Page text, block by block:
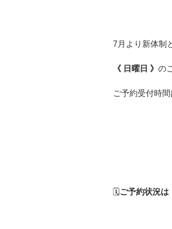
7月より新体制
《 日曜日 》 の
ご予約受付時間
🗓️ご予約状況